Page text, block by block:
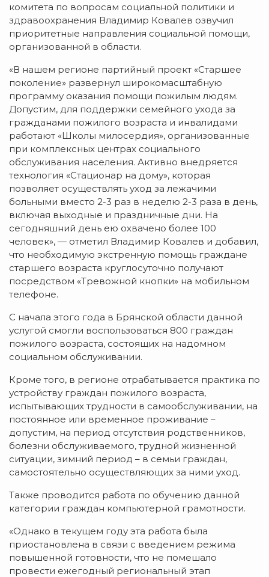
комитета по вопросам социальной политики и
здравоохранения Владимир Ковалев озвучил
приоритетные направления социальной помощи,
организованной в области.
«В нашем регионе партийный проект «Старшее
поколение» развернул широкомасштабную
программу оказания помощи пожилым людям.
Допустим, для поддержки семейного ухода за
гражданами пожилого возраста и инвалидами
работают «Школы милосердия», организованные
при комплексных центрах социального
обслуживания населения. Активно внедряется
технология «Стационар на дому», которая
позволяет осуществлять уход за лежачими
больными вместо 2-3 раз в неделю 2-3 раза в день,
включая выходные и праздничные дни. На
сегодняшний день ею охвачено более 100
человек», — отметил Владимир Ковалев и добавил,
что необходимую экстренную помощь граждане
старшего возраста круглосуточно получают
посредством «Тревожной кнопки» на мобильном
телефоне.
С начала этого года в Брянской области данной
услугой смогли воспользоваться 800 граждан
пожилого возраста, состоящих на надомном
социальном обслуживании.
Кроме того, в регионе отрабатывается практика по
устройству граждан пожилого возраста,
испытывающих трудности в самообслуживании, на
постоянное или временное проживание –
допустим, на период отсутствия родственников,
болезни обслуживаемого, трудной жизненной
ситуации, зимний период – в семьи граждан,
самостоятельно осуществляющих за ними уход.
Также проводится работа по обучению данной
категории граждан компьютерной грамотности.
«Однако в текущем году эта работа была
приостановлена в связи с введением режима
повышенной готовности, что не помешало
провести ежегодный региональный этап